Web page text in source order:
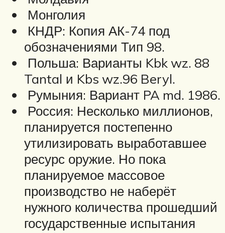
Монголия
КНДР: Копия АК-74 под
обозначениями Тип 98.
Польша: Варианты Kbk wz. 88
Tantal и Kbs wz.96 Beryl.
Румыния: Вариант PA md. 1986.
Россия: Несколько миллионов,
планируется постепенно
утилизировать выработавшее
ресурс оружие. Но пока
планируемое массовое
производство не наберёт
нужного количества прошедший
государственные испытания